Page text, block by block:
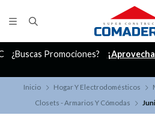
¿Buscas Promociones?
Inicio Hogar Y Electrodomésticos
Closets - Armarios Y Cómodas